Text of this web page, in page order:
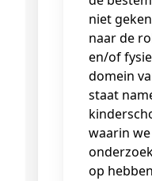
niet
naar de
en/of
domein
staat
waarin
op